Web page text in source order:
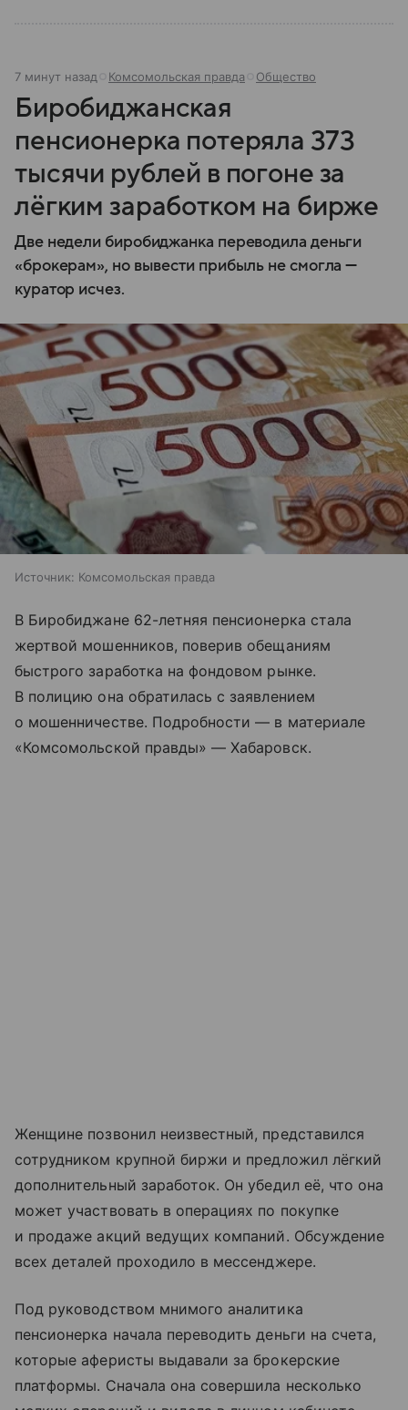
8 минут назад Комсомольская правда Общество
Биробиджанская
пенсионерка потеряла 373
тысячи рублей в погоне за
лёгким заработком на бирже
Две недели биробиджанка переводила деньги
«брокерам», но вывести прибыль не смогла —
куратор исчез.
Источник: Комсомольская правда
В Биробиджане 62-летняя пенсионерка стала
жертвой мошенников, поверив обещаниям
быстрого заработка на фондовом рынке.
В полицию она обратилась с заявлением
о мошенничестве. Подробности — в материале
«Комсомольской правды» — Хабаровск.
Женщине позвонил неизвестный, представился
сотрудником крупной биржи и предложил лёгкий
дополнительный заработок. Он убедил её, что она
может участвовать в операциях по покупке
и продаже акций ведущих компаний. Обсуждение
всех деталей проходило в мессенджере.
Под руководством мнимого аналитика
пенсионерка начала переводить деньги на счета,
которые аферисты выдавали за брокерские
платформы. Сначала она совершила несколько